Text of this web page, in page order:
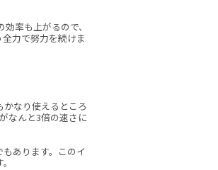
率も上がるので、
力で努力を続けま
かなり使えるところ
なんと3倍の速さに
あります。このイ